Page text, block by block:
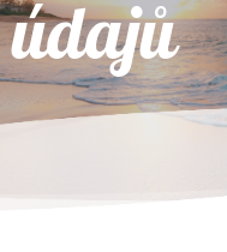
údajů